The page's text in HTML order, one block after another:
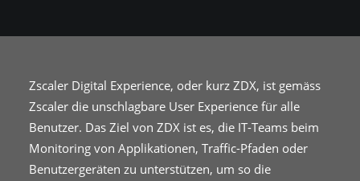
Zscaler Digital Experience, oder kurz ZDX, ist gemäss
Zscaler die unschlagbare User Experience für alle
Benutzer. Das Ziel von ZDX ist es, die IT-Teams beim
Monitoring von Applikationen, Traffic-Pfaden oder
Benutzergeräten zu unterstützen, um so die